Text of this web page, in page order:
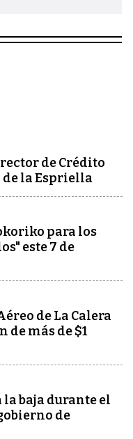
de Crédito
la Espriella
para los
este 7 de
de La Calera
más de $1
la baja durante el
de